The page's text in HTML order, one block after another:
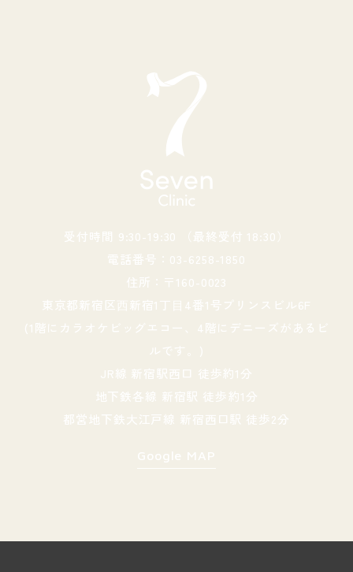
受付時間 9:30-19:30 （最終受付 18:30）
電話番号：03-6258-1850
住所：〒160-0023
東京都新宿区⻄新宿1丁⽬4番1号プリンスビル6F
(1階にカラオケビッグエコー、4階にデニーズがあるビ
ルです。)
JR線 新宿駅西口 徒歩約1分
地下鉄各線 新宿駅 徒歩約1分
都営地下鉄大江戸線 新宿西口駅 徒歩2分
Google MAP